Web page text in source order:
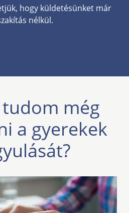
hogy küldetésünket már
nélkül.
még
a gyerekek